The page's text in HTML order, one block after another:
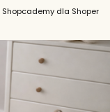
Shopcademy dla Shoper